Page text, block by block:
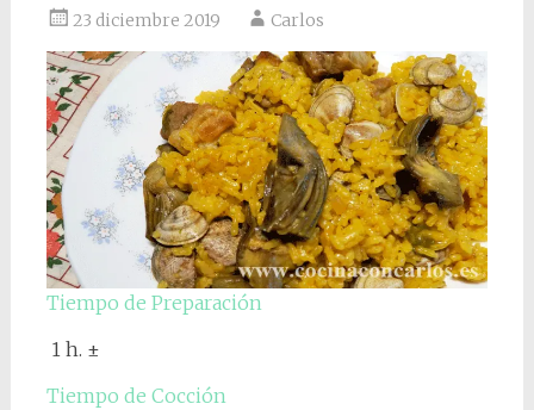
23 diciembre 2019 Carlos
Tiempo de Preparación
1 h. ±
Tiempo de Cocción